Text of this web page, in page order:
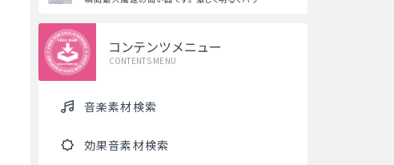
コンテンツメニュー
CONTENTS MENU
音楽素材検索
効果音素材検索